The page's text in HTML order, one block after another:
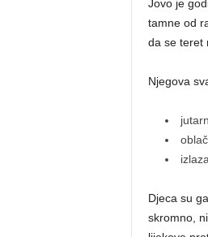
Jovo je
tamne od
da se teret
Njegova
Djeca su
skromno,